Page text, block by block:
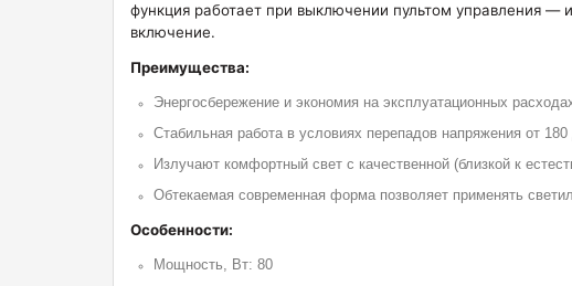
функция работает при выключении пультом управления
включение.
Преимущества:
Энергосбережение и экономия на эксплуатационных
Стабильная работа в условиях перепадов напряжения от
Излучают комфортный свет с качественной (близкой к
Обтекаемая современная форма позволяет применять
Особенности:
Мощность, Вт: 80